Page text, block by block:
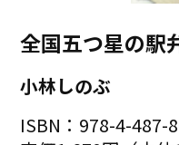
全国五つ星の駅
小林しのぶ
ISBN：978-4-487-